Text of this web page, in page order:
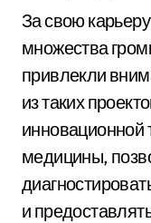
За свою
множества
привлекли
из таких
инновационной
медицины,
и